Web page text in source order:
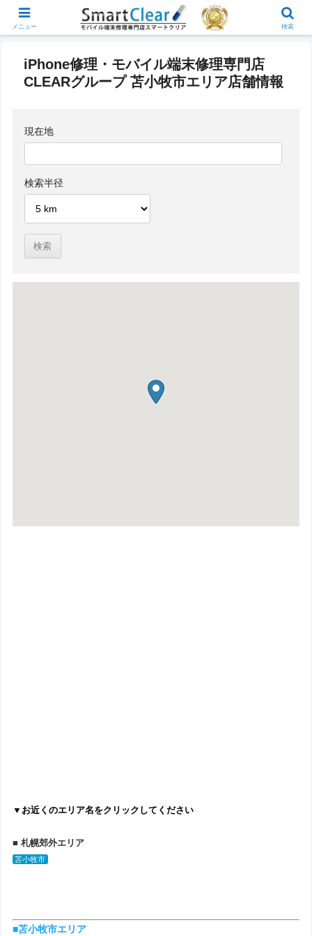
iPhone修理・モバイル端末修理専門店
CLEARグループ 苫小牧市エリア店舗情報
現在地
検索半径
▼お近くのエリア名をクリックしてください
■ 札幌郊外エリア
苫小牧市
■苫小牧市エリア
メニュー 検索